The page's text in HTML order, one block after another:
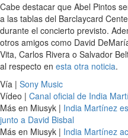
Cabe destacar que Abel Pintos
a las tablas del Barclaycard
durante el concierto previsto.
otros amigos como David
Vita, Carlos Rivera o Salvador
al respecto en esta otra noticia.
Vía | Sony Music
Vídeo | Canal oficial de India
Más en Miusyk | India Martínez
junto a David Bisbal
Más en Miusyk | India Martínez